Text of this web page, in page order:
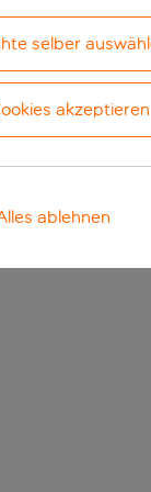
selber
akzeptieren
ablehnen